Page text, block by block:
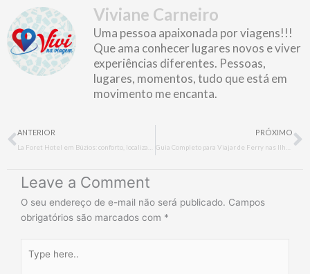
Viviane Carneiro
Uma pessoa apaixonada por viagens!!!
Que ama conhecer lugares novos e viver
experiências diferentes. Pessoas,
lugares, momentos, tudo que está em
movimento me encanta.
Prev
ANTERIOR PRÓXIMO
Leave a Comment
O seu endereço de e-mail não será publicado. Campos
obrigatórios são marcados com *
here..